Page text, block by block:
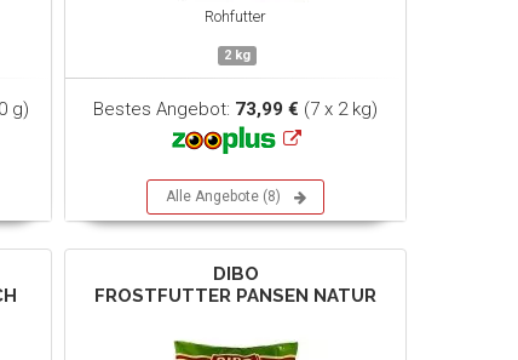
g)
Rohfutter
2 kg
Bestes Angebot: 73,99 € (7 x 2 kg)
Alle Angebote (8)
DIBO
FROSTFUTTER PANSEN NATUR